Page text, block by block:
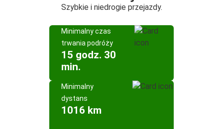
Szybkie i niedrogie przejazdy.
Minimalny czas
trwania podróży
15 godz. 30
min.
Minimalny
dystans
1016 km